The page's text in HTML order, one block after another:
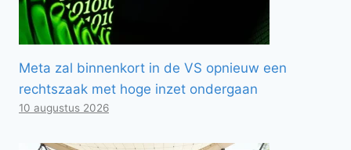
Meta zal binnenkort in de VS opnieuw een
rechtszaak met hoge inzet ondergaan
10 augustus 2026